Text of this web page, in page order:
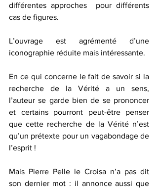
différentes approches  pour différents
cas de figures.
L’ouvrage est agrémenté d’une
iconographie réduite mais intéressante.
En ce qui concerne le fait de savoir si la
recherche de la Vérité a un sens,
l’auteur se garde bien de se prononcer
et certains pourront peut-être penser
que cette recherche de la Vérité n’est
qu’un prétexte pour un vagabondage de
l’esprit !
Mais Pierre Pelle le Croisa n’a pas dit
son dernier mot : il annonce aussi que